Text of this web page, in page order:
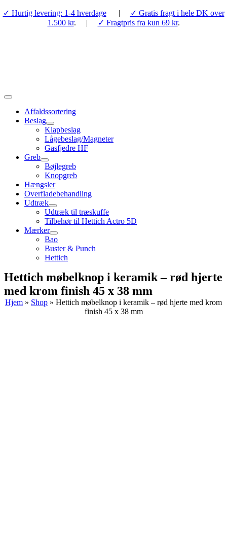
Skip
✓ Hurtig levering: 1-4 hverdage|
✓ Gratis fragt i hele DK over
1.500 kr. | ✓ Fragtpris fra kun 69 kr.
Toggle
NavigationAffaldssortering
Beslag
Klapbeslag
Lågebeslag/Magneter
Gasfjedre HF
Greb
Bøjlegreb
Knopgreb
Hængsler
Overfladebehandling
Udtræk
Udtræk til træskuffe
Tilbehør til Hettich Actro 5D
Mærker
Bao
Buster & Punch
Hettich
Hettich møbelknop i keramik – rød hjerte
med krom finish 45 x 38 mm
Hjem » Shop » Hettich møbelknop i keramik – rød hjerte med krom
finish 45 x 38 mm